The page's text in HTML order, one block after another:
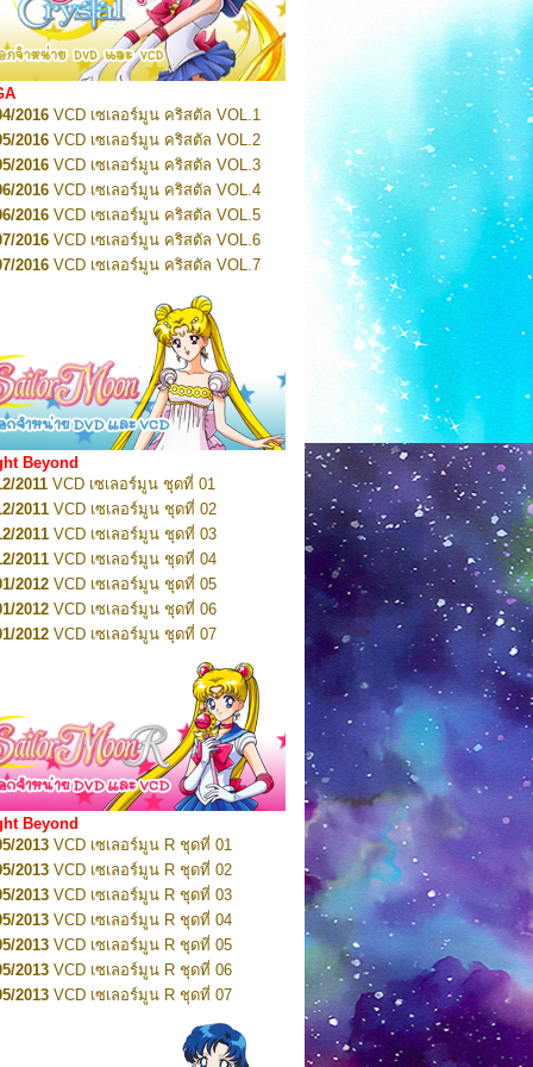
Pretty Guardian Sailor Moon Eternal
1
Pretty Guardian Sailor Moon Eternal
2
Pretty Guardian Sailor Moon Eternal
3
Pretty Guardian Sailor Moon Eternal
4
Pretty Guardian Sailor Moon Eternal
5
Pretty Guardian Sailor Moon Eternal
6
Pretty Guardian Sailor Moon Eternal
7
Pretty Guardian Sailor Moon Eternal
Pretty Guardian Sailor Moon Eternal
Pretty Guardian Sailor Moon Eternal
10
2026Code Name: Sailor V 1
2026Code Name: Sailor V 2
2016 VCD เซเลอร์มูน คริสตัล VOL.1
2016 VCD เซเลอร์มูน คริสตัล VOL.2
2016 VCD เซเลอร์มูน คริสตัล VOL.3
2016 VCD เซเลอร์มูน คริสตัล VOL.4
2016 VCD เซเลอร์มูน คริสตัล VOL.5
2016 VCD เซเลอร์มูน คริสตัล VOL.6
2016 VCD เซเลอร์มูน คริสตัล VOL.7
VCD เซเลอร์มูน คริสตัล VOL.9
VCD เซเลอร์มูน คริสตัล VOL.10
2016
VCD เซเลอร์มูน คริสตัล VOL.11
2016VCD เซเลอร์มูน คริสตัล VOL.12
2016VCD เซเลอร์มูน คริสตัล VOL.13
2016 DVD เซเลอร์มูน คริสตัล VOL.1
2016DVD เซเลอร์มูน คริสตัล VOL.2
2016 DVD เซเลอร์มูน คริสตัล VOL.3
2016 DVD เซเลอร์มูน คริสตัล VOL.4
2016 DVD เซเลอร์มูน คริสตัล VOL.5
2016 DVD เซเลอร์มูน คริสตัล VOL.6
2016DVD เซเลอร์มูน คริสตัล VOL.7
2016DVD เซเลอร์มูน คริสตัล VOL.8
2017 DVD เซเลอร์มูน คริสตัล Box-Set
Beyond
2011 VCD เซเลอร์มูน ชุดที่ 01
2011 VCD เซเลอร์มูน ชุดที่ 02
2011 VCD เซเลอร์มูน ชุดที่ 03
2011 VCD เซเลอร์มูน ชุดที่ 04
2012 VCD เซเลอร์มูน ชุดที่ 05
2012 VCD เซเลอร์มูน ชุดที่ 06
2012 VCD เซเลอร์มูน ชุดที่ 07
VCD เซเลอร์มูน ชุดที่ 08
VCD เซเลอร์มูน ชุดที่ 09
VCD เซเลอร์มูน ชุดที่ 10
2012VCD เซเลอร์มูน ชุดที่ 11
2012VCD เซเลอร์มูน ชุดที่ 12
2012VCD เซเลอร์มูน ชุดที่ 13
2012VCD เซเลอร์มูน ชุดที่ 14
2012 VCD เซเลอร์มูน ชุดที่ 15
VCD เซเลอร์มูน ชุดที่ 16
VCD เซเลอร์มูน ชุดที่ 17
VCD เซเลอร์มูน ชุดที่ 18
VCD เซเลอร์มูน ชุดที่ 19
VCD เซเลอร์มูน ชุดที่ 20
VCD เซเลอร์มูน ชุดที่ 21
VCD เซเลอร์มูน ชุดที่ 22
VCD เซเลอร์มูน ชุดที่ 23
DVD เซเลอร์มูน ชุดที่ 01
Beyond
2013 VCD เซเลอร์มูน R ชุดที่ 01
2013 VCD เซเลอร์มูน R ชุดที่ 02
2013 VCD เซเลอร์มูน R ชุดที่ 03
2013 VCD เซเลอร์มูน R ชุดที่ 04
2013 VCD เซเลอร์มูน R ชุดที่ 05
2013 VCD เซเลอร์มูน R ชุดที่ 06
2013 VCD เซเลอร์มูน R ชุดที่ 07
VCD เซเลอร์มูน R ชุดที่ 08
VCD เซเลอร์มูน R ชุดที่ 09